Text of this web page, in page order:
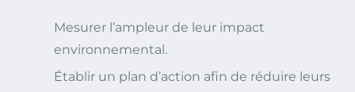
Mesurer l’ampleur de leur impact
environnemental.
Établir un plan d’action afin de réduire leurs